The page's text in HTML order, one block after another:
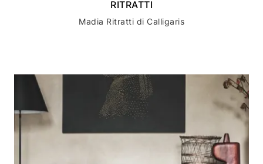
RITRATTI
Madia Ritratti di Calligaris